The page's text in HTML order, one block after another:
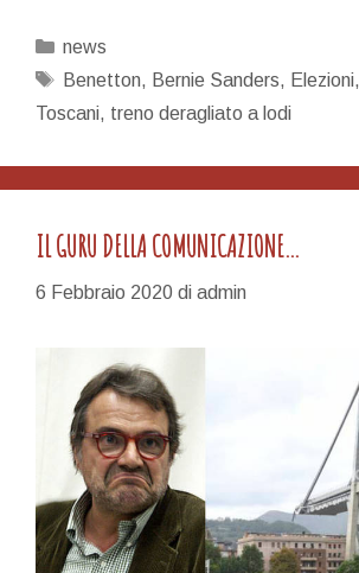
Categorie
news
Tag
Benetton, Bernie Sanders, Elezioni,
Toscani, treno deragliato a lodi
IL GURU DELLA COMUNICAZIONE…
6 Febbraio 2020 di admin